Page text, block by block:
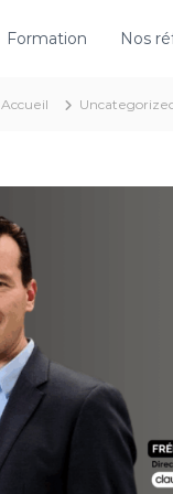
Formation Nos
Accueil